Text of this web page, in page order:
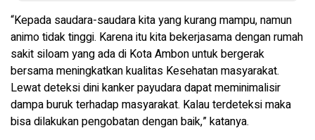
“Kepada saudara-saudara kita yang kurang mampu, namun
animo tidak tinggi. Karena itu kita bekerjasama dengan rumah
sakit siloam yang ada di Kota Ambon untuk bergerak
bersama meningkatkan kualitas Kesehatan masyarakat.
Lewat deteksi dini kanker payudara dapat meminimalisir
dampa buruk terhadap masyarakat. Kalau terdeteksi maka
bisa dilakukan pengobatan dengan baik,” katanya.